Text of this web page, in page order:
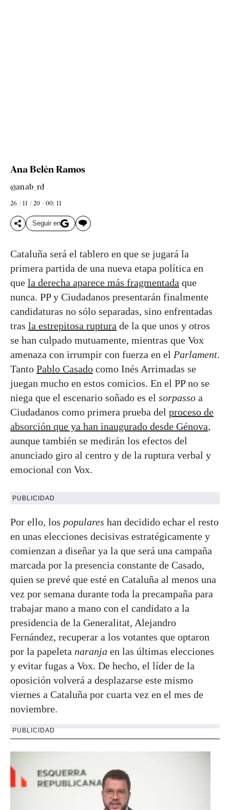
Ana Belén Ramos
@anab_rd
26 / 11 / 20 - 00: 11
Seguir en
Cataluña será el tablero en que se jugará la
primera partida de una nueva etapa política en
que la derecha aparece más fragmentada que
nunca. PP y Ciudadanos presentarán finalmente
candidaturas no sólo separadas, sino enfrentadas
tras la estrepitosa ruptura de la que unos y otros
se han culpado mutuamente, mientras que Vox
amenaza con irrumpir con fuerza en el Parlament.
Tanto Pablo Casado como Inés Arrimadas se
juegan mucho en estos comicios. En el PP no se
niega que el escenario soñado es el sorpasso a
Ciudadanos como primera prueba del proceso de
absorción que ya han inaugurado desde Génova,
aunque también se medirán los efectos del
anunciado giro al centro y de la ruptura verbal y
emocional con Vox.
PUBLICIDAD
Por ello, los populares han decidido echar el resto
en unas elecciones decisivas estratégicamente y
comienzan a diseñar ya la que será una campaña
marcada por la presencia constante de Casado,
quien se prevé que esté en Cataluña al menos una
vez por semana durante toda la precampaña para
trabajar mano a mano con el candidato a la
presidencia de la Generalitat, Alejandro
Fernández, recuperar a los votantes que optaron
por la papeleta naranja en las últimas elecciones
y evitar fugas a Vox. De hecho, el líder de la
oposición volverá a desplazarse este mismo
viernes a Cataluña por cuarta vez en el mes de
noviembre.
PUBLICIDAD